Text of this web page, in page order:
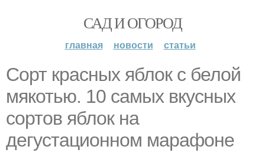
САД И ОГОРОД
главная новости статьи
Сорт красных яблок с белой
мякотью. 10 самых вкусных
сортов яблок на
дегустационном марафоне